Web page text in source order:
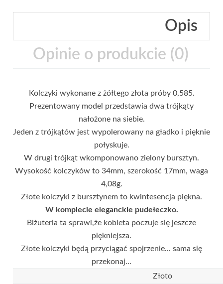
Opis
Opinie o produkcie (0)
Kolczyki wykonane z żółtego złota próby 0,585.
Prezentowany model przedstawia dwa trójkąty
nałożone na siebie.
Jeden z trójkątów jest wypolerowany na gładko i pięknie
połyskuje.
W drugi trójkąt wkomponowano zielony bursztyn.
Wysokość kolczyków to 34mm, szerokość 17mm, waga
4,08g.
Złote kolczyki z bursztynem to kwintesencja piękna.
W komplecie eleganckie pudełeczko.
Biżuteria ta sprawi,że kobieta poczuje się jeszcze
piękniejsza.
Złote kolczyki będą przyciągać spojrzenie... sama się
przekonaj...
Złoto